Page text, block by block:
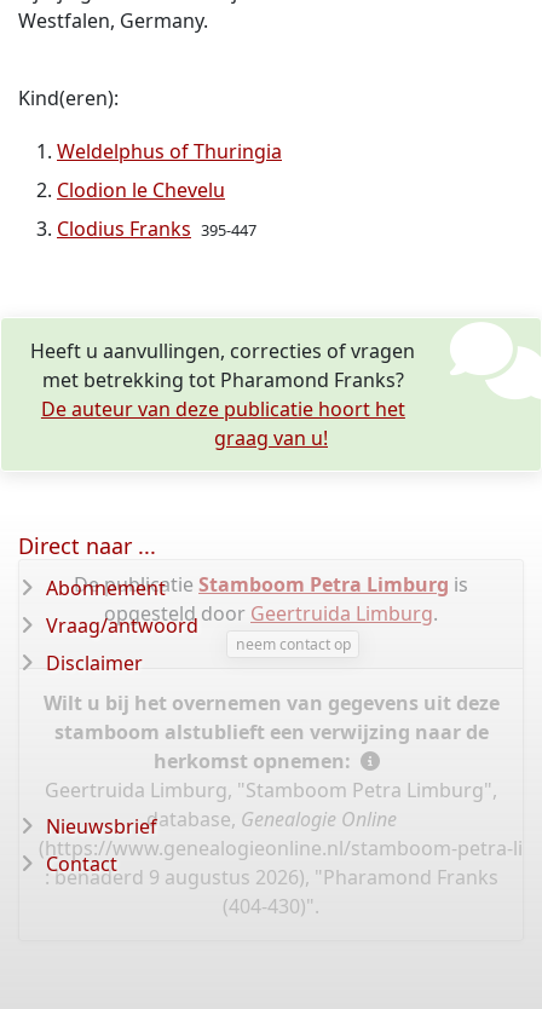
Westfalen, Germany.
Kind(eren):
Weldelphus of Thuringia
Clodion le Chevelu
Clodius Franks 395-447
Heeft u aanvullingen, correcties of vragen
met betrekking tot Pharamond Franks?
De auteur van deze publicatie hoort het
graag van u!
De publicatie Stamboom Petra Limburg is
opgesteld door Geertruida Limburg.
neem contact op
Wilt u bij het overnemen van gegevens uit deze
stamboom alstublieft een verwijzing naar de
herkomst opnemen:
Geertruida Limburg, "Stamboom Petra Limburg",
database, Genealogie Online
(https://www.genealogieonline.nl/stamboom-petra-
: benaderd 9 augustus 2026), "Pharamond Franks
(404-430)".
Direct naar ...
Abonnement
Vraag/antwoord
Disclaimer
Nieuwsbrief
Contact